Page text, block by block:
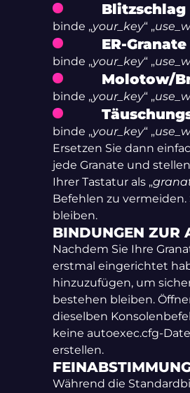
Blitzschlag
binde „your_key“ „
ER-Granate
binde „your_key“ „
Molotow/
binde „your_key“ „
binde „your_key“ „use
Ersetzen Sie dann
jede Granate und
Ihrer Tastatur als „
Befehlen zu
bleiben.
BINDUNGEN ZUR
Nachdem Sie Ihre
erstmal eingerichtet
hinzuzufügen, um
bestehen bleiben.
dieselben
keine autoexec.cfg-
erstellen.
Während die